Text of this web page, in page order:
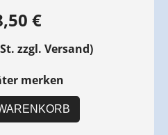
€
zzgl. Versand)
merken